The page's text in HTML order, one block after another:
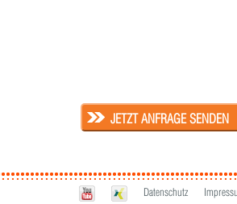
JETZT ANFRAGE SENDEN
Datenschutz